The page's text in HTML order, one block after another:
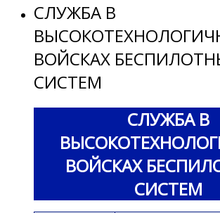
СЛУЖБА В
ВОЙСКАХ
СИСТЕМ
СЛУЖБА В
ВОЙСКАХ
СИСТЕМ